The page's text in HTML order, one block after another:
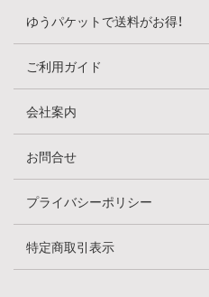
ゆうパケットで送料がお得！
ご利用ガイド
会社案内
お問合せ
プライバシーポリシー
特定商取引表示